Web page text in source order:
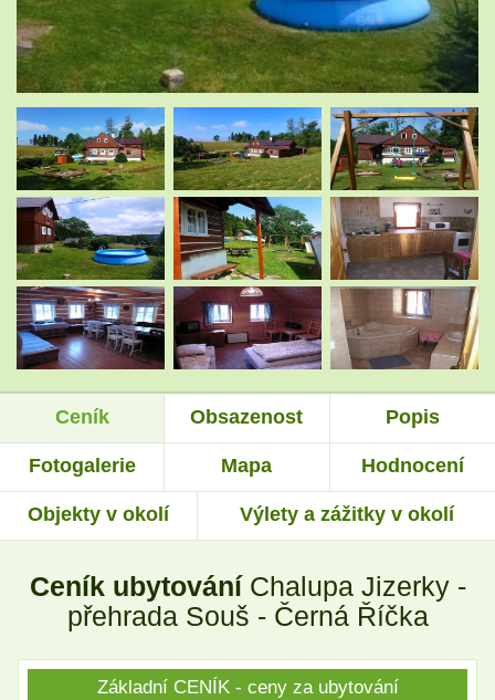
Ceník Obsazenost Popis
Fotogalerie Mapa Hodnocení
Objekty v okolí Výlety a zážitky v okolí
Ceník ubytování Chalupa Jizerky -
přehrada Souš - Černá Říčka
Základní CENÍK - ceny za ubytování